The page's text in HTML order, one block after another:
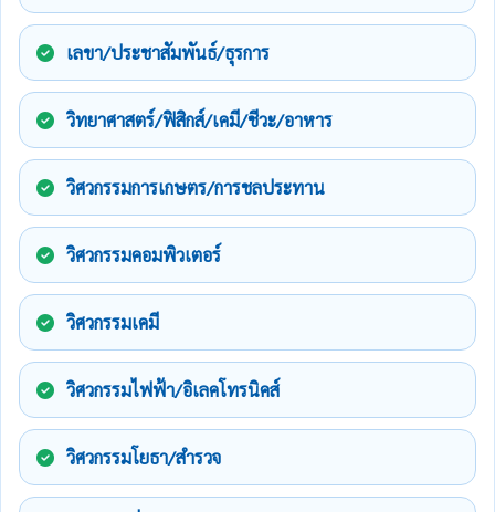
เลขา/ประชาสัมพันธ์/ธุรการ
วิทยาศาสตร์/ฟิสิกส์/เคมี/ชีวะ/อาหาร
วิศวกรรมการเกษตร/การชลประทาน
วิศวกรรมคอมพิวเตอร์
วิศวกรรมเคมี
วิศวกรรมไฟฟ้า/อิเลคโทรนิคส์
วิศวกรรมโยธา/สำรวจ